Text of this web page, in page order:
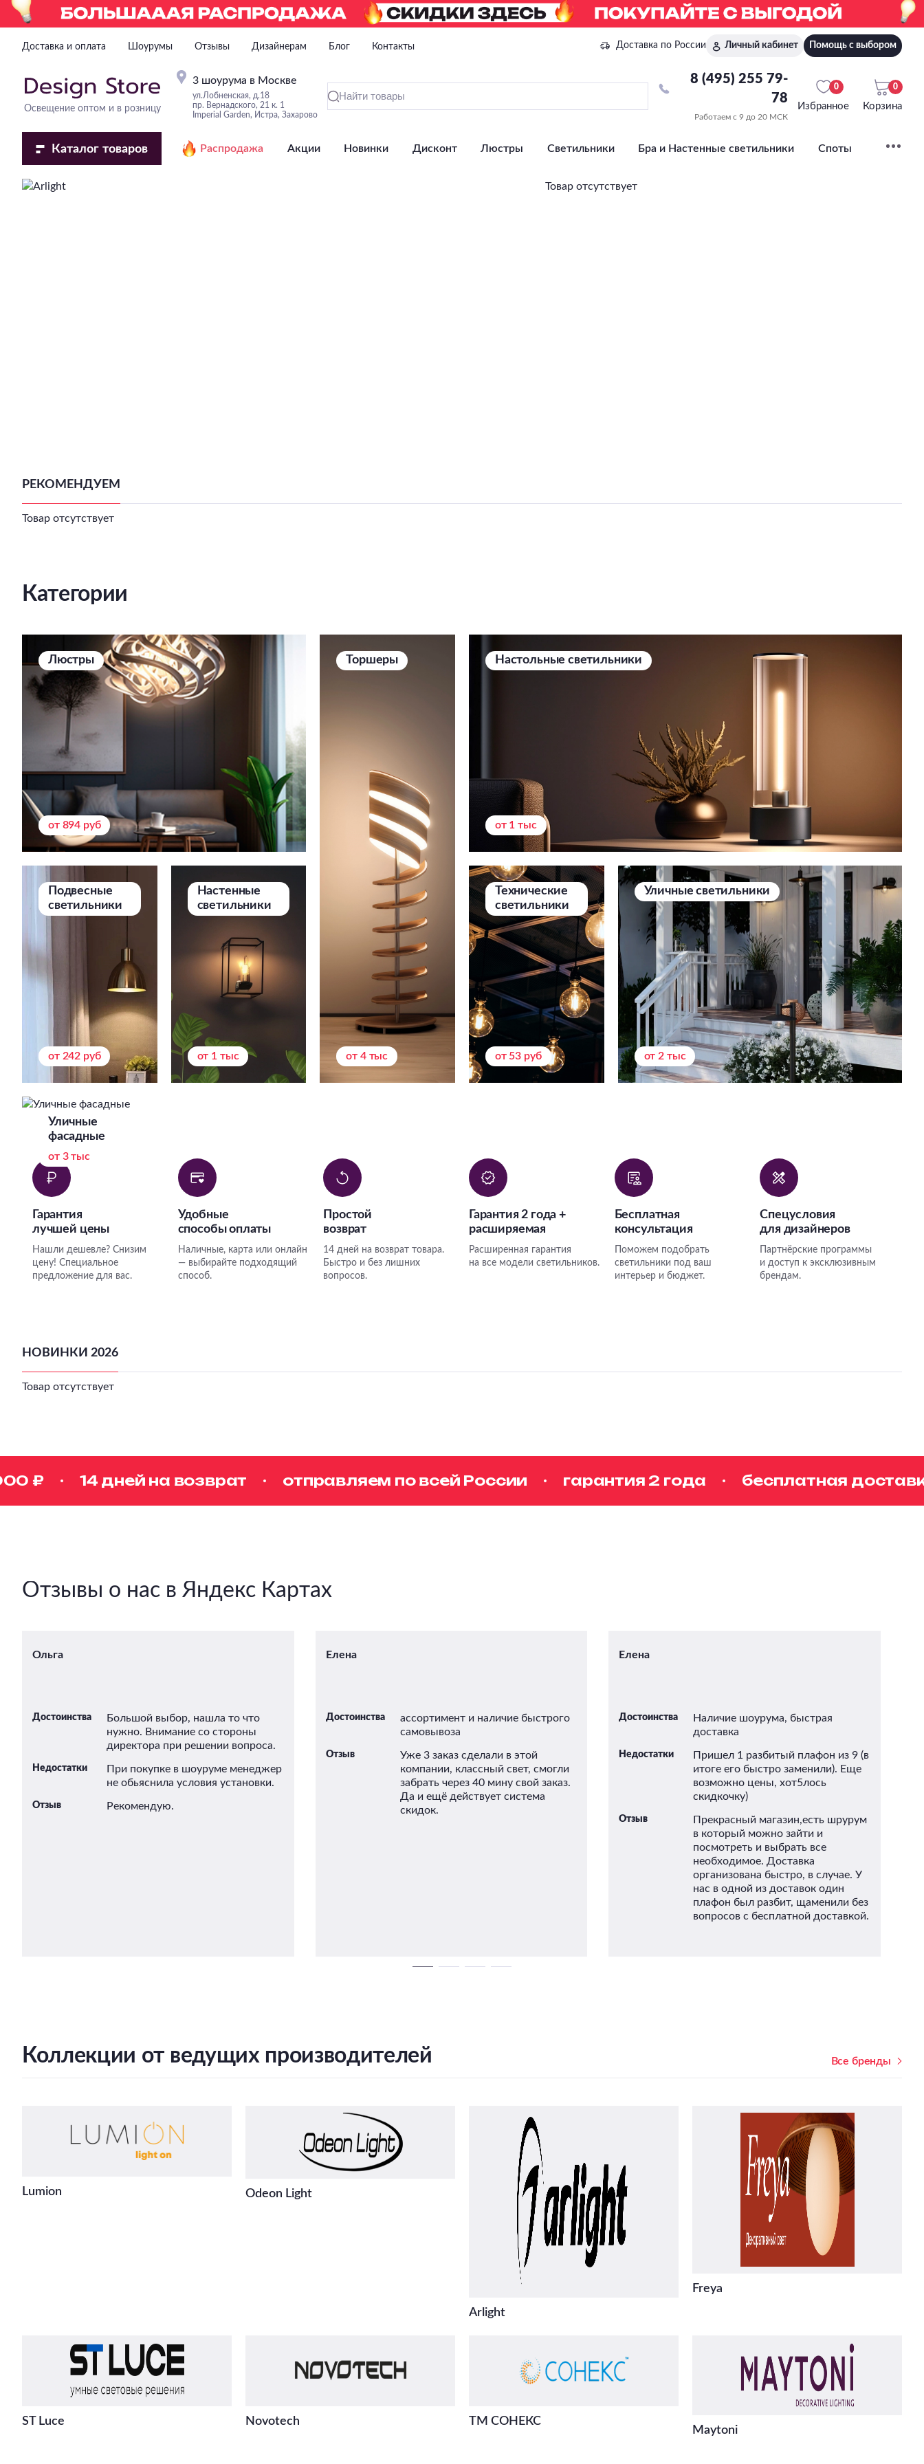
Доставка и оплата Шоурумы Отзывы Дизайнерам Блог Контакты Доставка по России Личный кабинет Помощь с выбором
Освещение оптом и в розницу
3 шоурума в Москве
ул.Лобненская, д.18
пр. Вернадского, 21 к. 1
Imperial Garden, Истра, Захарово
8 (495) 255 79-
78
Работаем с 9 до 20 МСК
Избранное
0
Корзина
0
Каталог товаров Распродажа Акции Новинки Дисконт Люстры Светильники Бра и Настенные светильники Споты
Товар отсутствует
РЕКОМЕНДУЕМ
Товар отсутствует
Категории
Люстры
от 894 руб
Подвесные
светильники
от 242 руб
Настенные
светильники
от 1 тыс
Настольные светильники
от 1 тыс
Торшеры
от 4 тыс
Технические
светильники
от 53 руб
Уличные светильники
от 2 тыс
Уличные
фасадные
от 3 тыс
Гарантия
лучшей цены
Нашли дешевле? Снизим
цену! Специальное
предложение для вас.
Удобные
способы оплаты
Наличные, карта или онлайн
— выбирайте подходящий
способ.
Простой
возврат
14 дней на возврат товара.
Быстро и без лишних
вопросов.
Гарантия 2 года +
расширяемая
Расширенная гарантия
на все модели светильников.
Бесплатная
консультация
Поможем подобрать
светильники под ваш
интерьер и бюджет.
Спецусловия
для дизайнеров
Партнёрские программы
и доступ к эксклюзивным
брендам.
НОВИНКИ 2026
Товар отсутствует
₽ 14 дней на возврат отправляем по всей России гарантия 2 года бесплатная
Отзывы о нас в Яндекс Картах
Ольга
Достоинства
Большой выбор, нашла то что
нужно. Внимание со стороны
директора при решении вопроса.
Недостатки
При покупке в шоуруме менеджер
не обьяснила условия установки.
Отзыв Рекомендую.
Елена
Достоинства
ассортимент и наличие быстрого
самовывоза
Отзыв
Уже 3 заказ сделали в этой
компании, классный свет, смогли
забрать через 40 мину свой заказ.
Да и ещё действует система
скидок.
Елена
Достоинства
Наличие шоурума, быстрая
доставка
Недостатки
Пришел 1 разбитый плафон из 9 (в
итоге его быстро заменили). Еще
возможно цены, хот5лось
скидкочку)
Отзыв
Прекрасный магазин,есть шрурум
в который можно зайти и
посмотреть и выбрать все
необходимое. Доставка
организована быстро, в случае. У
нас в одной из доставок один
плафон был разбит, щаменили без
вопросов с бесплатной доставкой.
Коллекции от ведущих производителей Все бренды
Lumion Odeon Light
Arlight
Freya
ST Luce Novotech ТМ СОНЕКС
Maytoni